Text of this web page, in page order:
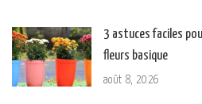
3 astuces faciles
fleurs basique
août 8, 2026